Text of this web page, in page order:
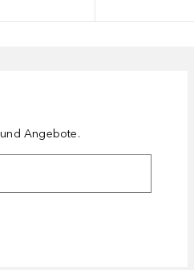
Angebote.